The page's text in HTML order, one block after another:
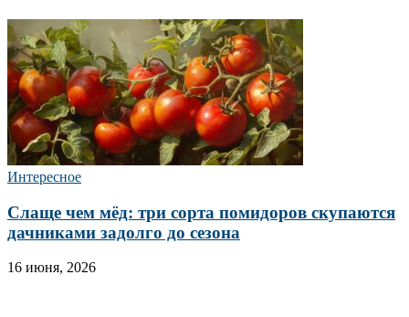
Интересное
Слаще чем мёд: три сорта помидоров скупаются
дачниками задолго до сезона
16 июня, 2026